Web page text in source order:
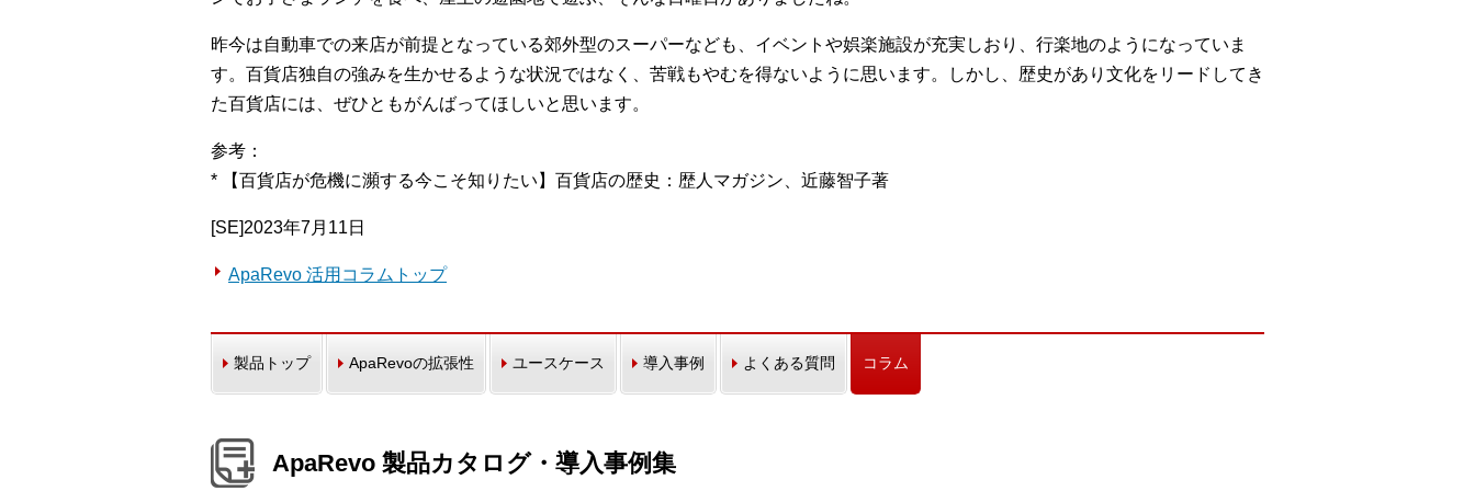
昨今は自動車での来店が前提となっている郊外型のスーパーなども、イベントや娯楽施設が充実しおり、行楽地のようになっていま
す。百貨店独自の強みを生かせるような状況ではなく、苦戦もやむを得ないように思います。しかし、歴史があり文化をリードしてき
た百貨店には、ぜひともがんばってほしいと思います。
参考：
* 【百貨店が危機に瀕する今こそ知りたい】百貨店の歴史：歴人マガジン、近藤智子著
[SE]2023年7月11日
ApaRevo 活用コラムトップ
製品トップ ApaRevoの拡張性 ユースケース 導入事例 よくある質問 コラム
ApaRevo 製品カタログ・導入事例集